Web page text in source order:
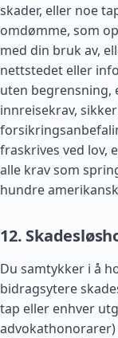
skader, eller noe
omdømme, som
med din bruk av,
nettstedet eller
uten begrensning,
innreisekrav,
fraskrives ved lov,
alle krav som
hundre
12.
Du samtykker i å
bidragsytere
tap eller enhver